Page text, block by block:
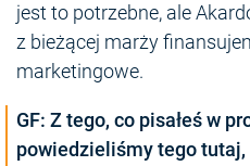
jest to potrzebne, ale
z bieżącej marży
marketingowe.
GF: Z tego, co pisałeś w
powiedzieliśmy tego tutaj,